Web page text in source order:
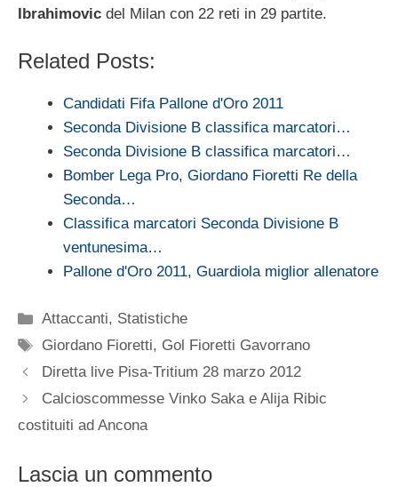
Ibrahimovic del Milan con 22 reti in 29 partite.
Related Posts:
Candidati Fifa Pallone d'Oro 2011
Seconda Divisione B classifica marcatori…
Seconda Divisione B classifica marcatori…
Bomber Lega Pro, Giordano Fioretti Re della
Seconda…
Classifica marcatori Seconda Divisione B
ventunesima…
Pallone d'Oro 2011, Guardiola miglior allenatore
Categorie
Attaccanti, Statistiche
Tag
Giordano Fioretti, Gol Fioretti Gavorrano
Diretta live Pisa-Tritium 28 marzo 2012
Calcioscommesse Vinko Saka e Alija Ribic
costituiti ad Ancona
Lascia un commento